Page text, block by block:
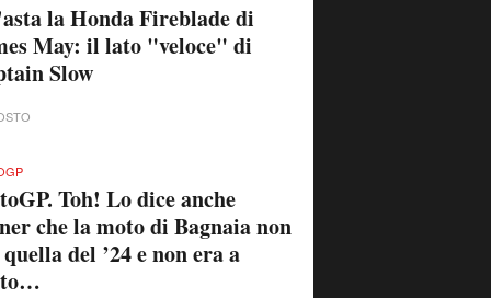
la Honda Fireblade di
May: il lato "veloce" di
Slow
Toh! Lo dice anche
che la moto di Bagnaia non
del ’24 e non era a